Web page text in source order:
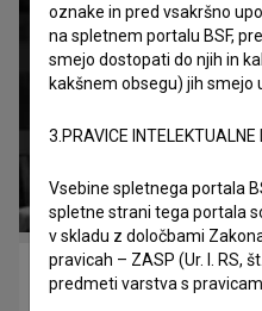
oznake in pred vsakršno
na spletnem portalu BSF,
smejo dostopati do njih in
kakšnem obsegu) jih smejo
3.PRAVICE INTELEKTUALNE
Vsebine spletnega portala
spletne strani tega portala
v skladu z določbami
pravicah – ZASP (Ur. l. RS,
predmeti varstva s